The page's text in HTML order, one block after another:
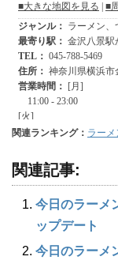
関連ランキング： ラーメ
関連記事:
今日のラーメ
ップデート
今日のラーメ